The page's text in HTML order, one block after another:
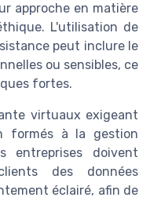
approche en matière
L'utilisation de
peut inclure le
ou sensibles, ce
fortes.
virtuaux exigeant
formés à la gestion
entreprises doivent
des données
éclairé, afin de